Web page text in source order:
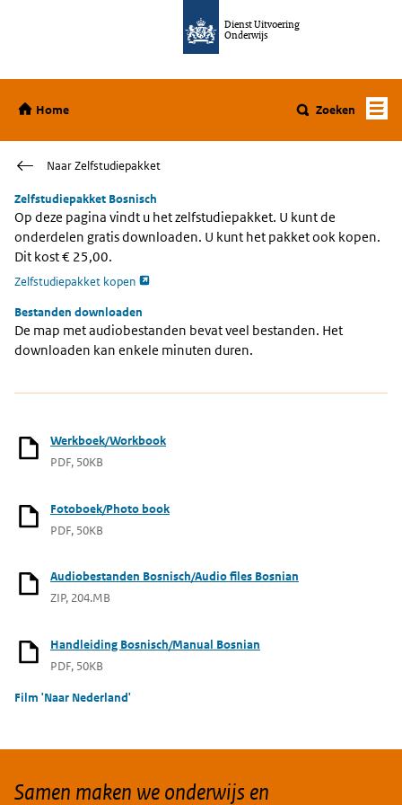
Dienst Uitvoering
Onderwijs
Home
Home Zoeken
Naar Zelfstudiepakket
Zelfstudiepakket Bosnisch
Op deze pagina vindt u het zelfstudiepakket. U kunt de
onderdelen gratis downloaden. U kunt het pakket ook kopen.
Dit kost € 25,00.
Zelfstudiepakket kopen opent externe pagina
Bestanden downloaden
De map met audiobestanden bevat veel bestanden. Het
downloaden kan enkele minuten duren.
Werkboek/Workbook
PDF, 50KB
Fotoboek/Photo book
PDF, 50KB
Audiobestanden Bosnisch/Audio files Bosnian
ZIP, 204.MB
Handleiding Bosnisch/Manual Bosnian
PDF, 50KB
Film 'Naar Nederland'
Samen maken we onderwijs en